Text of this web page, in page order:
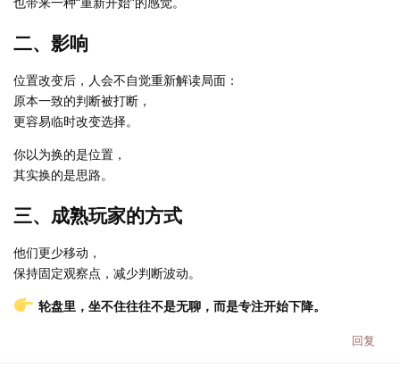
二、影响
位置改变后，人会不自觉重新解读局面：
原本一致的判断被打断，
更容易临时改变选择。
你以为换的是位置，
其实换的是思路。
三、成熟玩家的方式
他们更少移动，
保持固定观察点，减少判断波动。
轮盘里，坐不住往往不是无聊，而是专注开始下降。
回复